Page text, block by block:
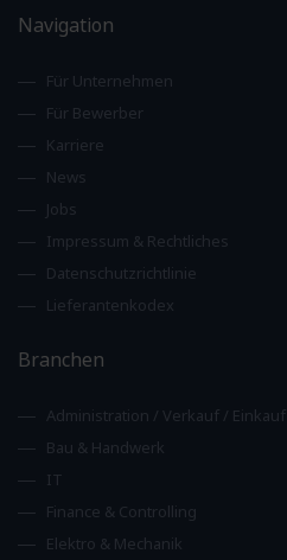
Navigation
Für Unternehmen
Für Bewerber
Karriere
News
Jobs
Impressum & Rechtliches
Datenschutzrichtlinie
Lieferantenkodex
Branchen
Administration / Verkauf / Einkauf
Bau & Handwerk
IT
Finance & Controlling
Elektro & Mechanik